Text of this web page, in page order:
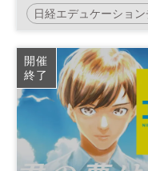
日経エデュケーショ
エデュチャ SDGs
開催
終了